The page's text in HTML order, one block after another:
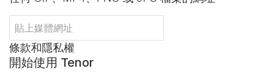
條款和隱私權
開始使用 Tenor